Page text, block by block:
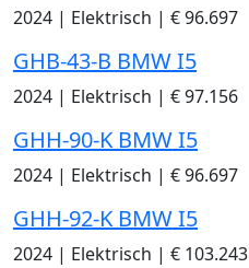
2024 | Elektrisch | € 96.697
GHB-43-B BMW I5
2024 | Elektrisch | € 97.156
GHH-90-K BMW I5
2024 | Elektrisch | € 96.697
GHH-92-K BMW I5
2024 | Elektrisch | € 103.243